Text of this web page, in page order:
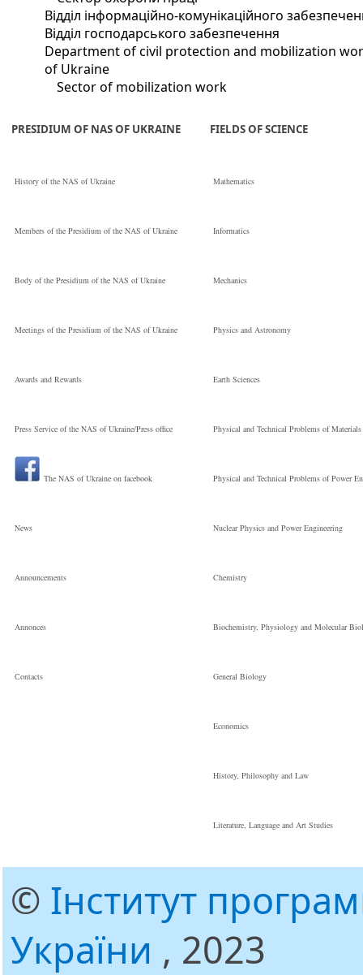
Відділ інформаційно-комунікаційного
Відділ господарського забезпечення
Department of civil protection and mobilization
of Ukraine
Sector of mobilization work
PRESIDIUM OF NAS OF UKRAINE
History of the NAS of Ukraine
Members of the Presidium of the NAS of Ukraine
Body of the Presidium of the NAS of Ukraine
Meetings of the Presidium of the NAS of Ukraine
Awards and Rewards
Press Service of the NAS of Ukraine/Press office
The NAS of Ukraine on facebook
News
Announcements
Annonces
Сontacts
FIELDS OF SCIENCE
Mathematics
Informatics
Mechanics
Physics and Astronomy
Earth Sciences
Physical and Technical Problems of Materials
Physical and Technical Problems of Power
Nuclear Physics and Power Engineering
Chemistry
Biochemistry, Physiology and Molecular
General Biology
Economics
History, Philosophy and Law
Literature, Language and Art Studies
© Інститут
України , 2023